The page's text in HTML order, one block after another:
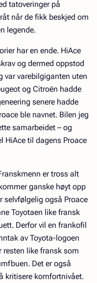
tatoveringer på
når de fikk beskjed om
legende.
har en ende. HiAce
og dermed oppstod
var varebilgiganten uten
og Citroën hadde
senere hadde
ble navnet. Bilen jeg
samarbeidet – og
HiAce til dagens Proace
er tross alt
ganske høyt opp
selvfølgelig også Proace
Toyotaen like fransk
Derfor vil en frankofil
av Toyota-logoen
like fransk som
Det er også
kritisere komfortnivået.